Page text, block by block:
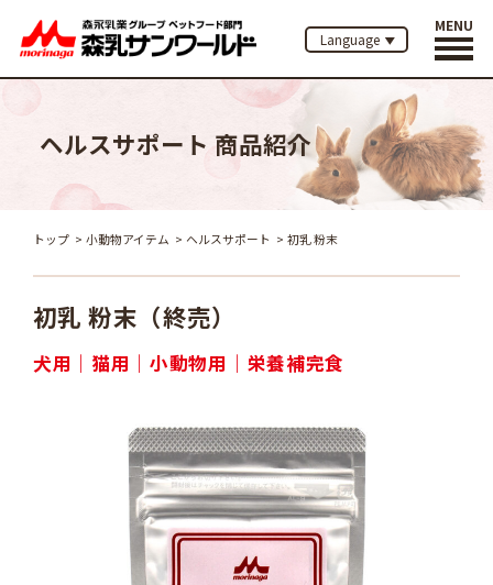
Language
MENU
ヘルスサポート 商品紹介
トップ 小動物アイテム ヘルスサポート 初乳 粉末
初乳 粉末 （終売）
犬用 猫用 小動物用 栄養補完食